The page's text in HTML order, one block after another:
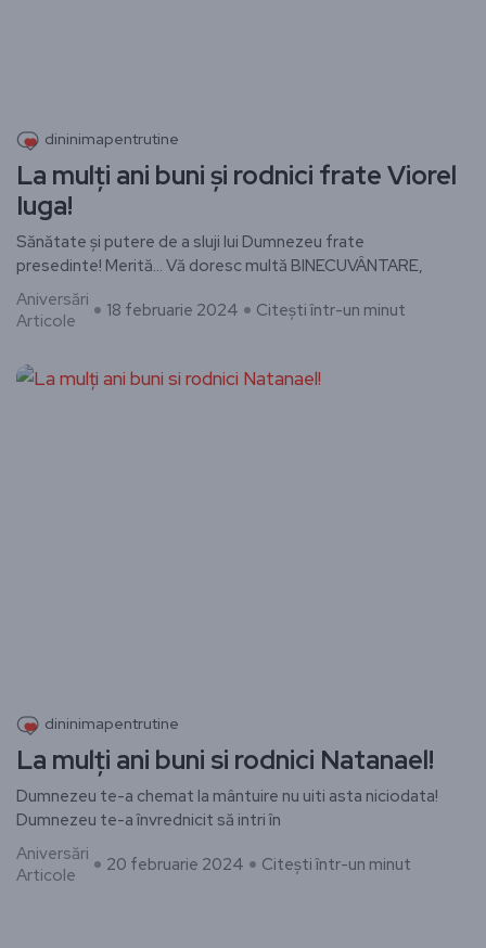
dininimapentrutine
La mulți ani buni și rodnici frate Viorel
Iuga!
Sănătate și putere de a sluji lui Dumnezeu frate
presedinte! Merită… Vă doresc multă BINECUVÂNTARE,
Aniversări
Articole
18 februarie 2024 Citești într-un minut
dininimapentrutine
La mulți ani buni si rodnici Natanael!
Dumnezeu te-a chemat la mântuire nu uiti asta niciodata!
Dumnezeu te-a învrednicit să intri în
Aniversări
Articole
20 februarie 2024 Citești într-un minut